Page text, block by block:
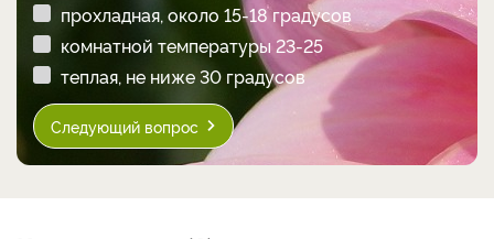
прохладная, около 15-18 градусов
комнатной температуры 23-25
теплая, не ниже 30 градусов
Следующий вопрос